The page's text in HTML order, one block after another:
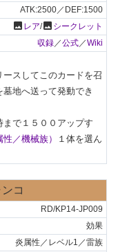
ATK:2500／DEF:1500
photo レア/photo シークレット
収録／公式／Wiki
ースしてこのカードを召
地へ送って発動でき
まで１５００アップす
／機械族）
１体を選ん
コ
RD/KP14-JP009
効果
炎属性／レベル1／雷族